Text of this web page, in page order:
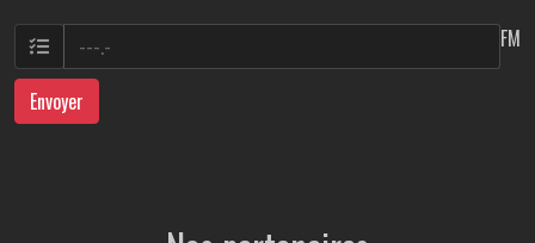
FM
Envoyer